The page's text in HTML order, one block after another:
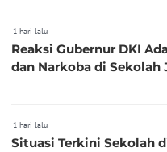
1 hari lalu
Reaksi Gubernur DKI Ada 995 Senjata
dan Narkoba di Sekolah
1 hari lalu
Situasi Terkini Sekolah